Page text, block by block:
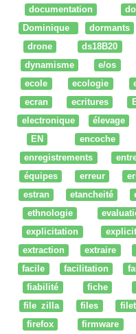
documentation
Dominique
dormants
drone
ds18B20
dynamisme
e/os
ecole
ecologie
ecran
ecritures
electronique
élevage
EN
encoche
enregistrements
équipes
erreur
estran
etancheité
ethnologie
explicitation
extraction
extraire
facile
facilitation
fiabilité
fiche
file zilla
files filet
firefox
firmware